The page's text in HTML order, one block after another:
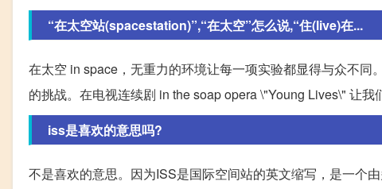
“在太空站(spacestation)”,“在太空”怎么说,“住(live)在...
在太空 in space，无重力的环境让每一项实验都显得与众不
的挑战。在电视连续剧 in the soap opera \"Young Lives\" 让我
iss是喜欢的意思吗?
不是喜欢的意思。因为ISS是国际空间站的英文缩写，是一个